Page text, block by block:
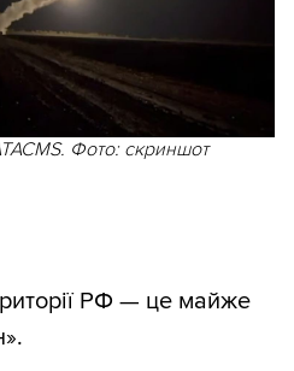
Фото: скриншот
РФ — це майже